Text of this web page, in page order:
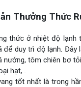
Thưởng Thức
thức ở nhiệt độ lạnh
để duy trì độ lạnh. Đây
nướng, tôm chiên bơ
hạt,…
tốt nhất là trong